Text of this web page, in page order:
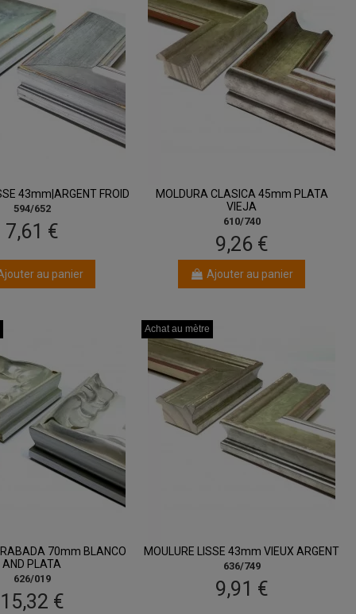
43mm|ARGENT FROID
594/652
7,61 €
au panier
MOLDURA CLASICA 45mm PLATA
VIEJA
610/740
9,26 €
Ajouter au panier
70mm BLANCO
AND PLATA
626/019
15,32 €
Achat au mètre
Achat au mètre
Achat au mètre
MOULURE LISSE 43mm VIEUX ARGENT
636/749
9,91 €